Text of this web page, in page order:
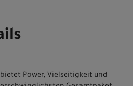
bietet Power, Vielseitigkeit und